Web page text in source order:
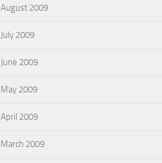
August 2009
July 2009
June 2009
May 2009
April 2009
March 2009